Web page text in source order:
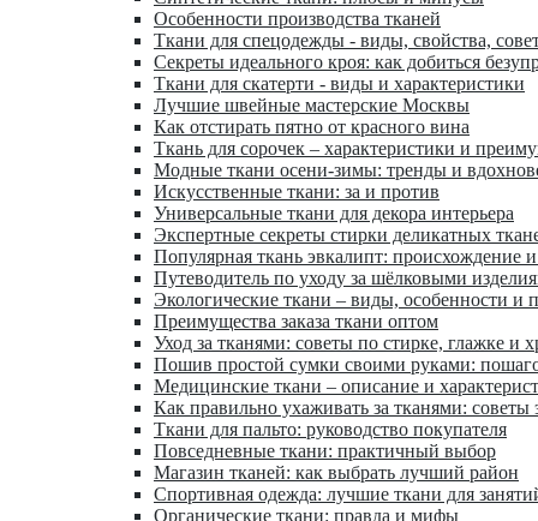
Особенности производства тканей
Ткани для спецодежды - виды, свойства,
Секреты идеального кроя: как добиться
Ткани для скатерти - виды и характеристики
Лучшие швейные мастерские Москвы
Как отстирать пятно от красного вина
Ткань для сорочек – характеристики и
Модные ткани осени-зимы: тренды и
Искусственные ткани: за и против
Универсальные ткани для декора интерьера
Экспертные секреты стирки деликатных
Популярная ткань эвкалипт: происхождение и
Путеводитель по уходу за шёлковыми
Экологические ткани – виды, особенности и
Преимущества заказа ткани оптом
Уход за тканями: советы по стирке, глажке и
Пошив простой сумки своими руками:
Медицинские ткани – описание и
Как правильно ухаживать за тканями: советы
Ткани для пальто: руководство покупателя
Повседневные ткани: практичный выбор
Магазин тканей: как выбрать лучший район
Спортивная одежда: лучшие ткани для
Органические ткани: правда и мифы